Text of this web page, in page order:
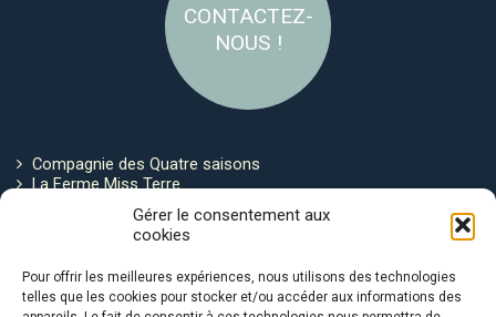
Gérer le consentement aux
cookies
Pour offrir les meilleures expériences, nous utilisons des technologies
telles que les cookies pour stocker et/ou accéder aux informations des
CONTACTEZ-
NOUS !
Compagnie des Quatre saisons
La Ferme Miss Terre
Politique de cookies